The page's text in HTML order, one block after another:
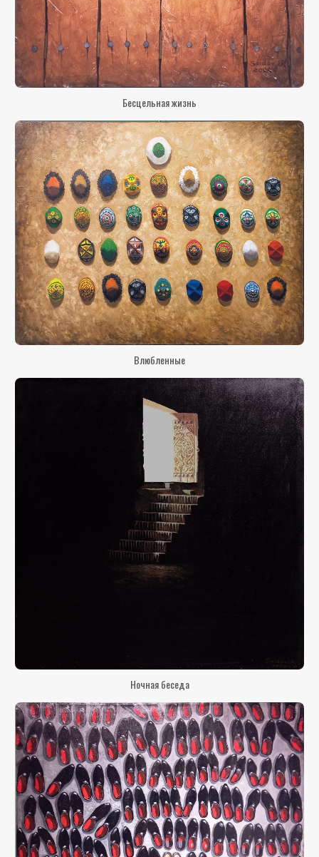
Бесцельная жизнь
Влюбленные
Ночная беседа